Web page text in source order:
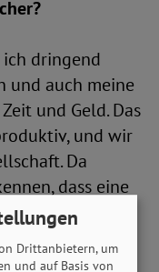
dringend
und auch meine
und Geld. Das
und wir
Da
dass eine
letztlich
Drittanbietern, um
und auf Basis von